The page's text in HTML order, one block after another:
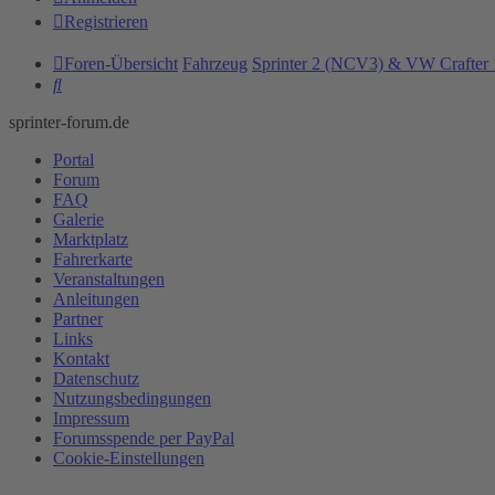
Registrieren
Foren-Übersicht Fahrzeug Sprinter 2 (NCV3) & VW Crafter
Suche
sprinter-forum.de
Portal
Forum
FAQ
Galerie
Marktplatz
Fahrerkarte
Veranstaltungen
Anleitungen
Partner
Links
Kontakt
Datenschutz
Nutzungsbedingungen
Impressum
Forumsspende per PayPal
Cookie-Einstellungen